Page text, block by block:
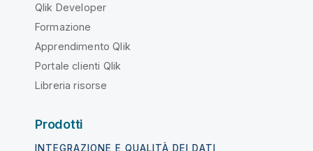
Qlik Developer
Formazione
Apprendimento Qlik
Portale clienti Qlik
Libreria risorse
Prodotti
INTEGRAZIONE E QUALITÀ DEI DATI